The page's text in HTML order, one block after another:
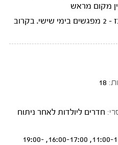
קורס מרוכז - 2 מפגשים בימי שישי. בקרוב
18
חדרים ליולדות לאחר ניתוח
11:00-12:00, 16:00-17:00, 19:00-